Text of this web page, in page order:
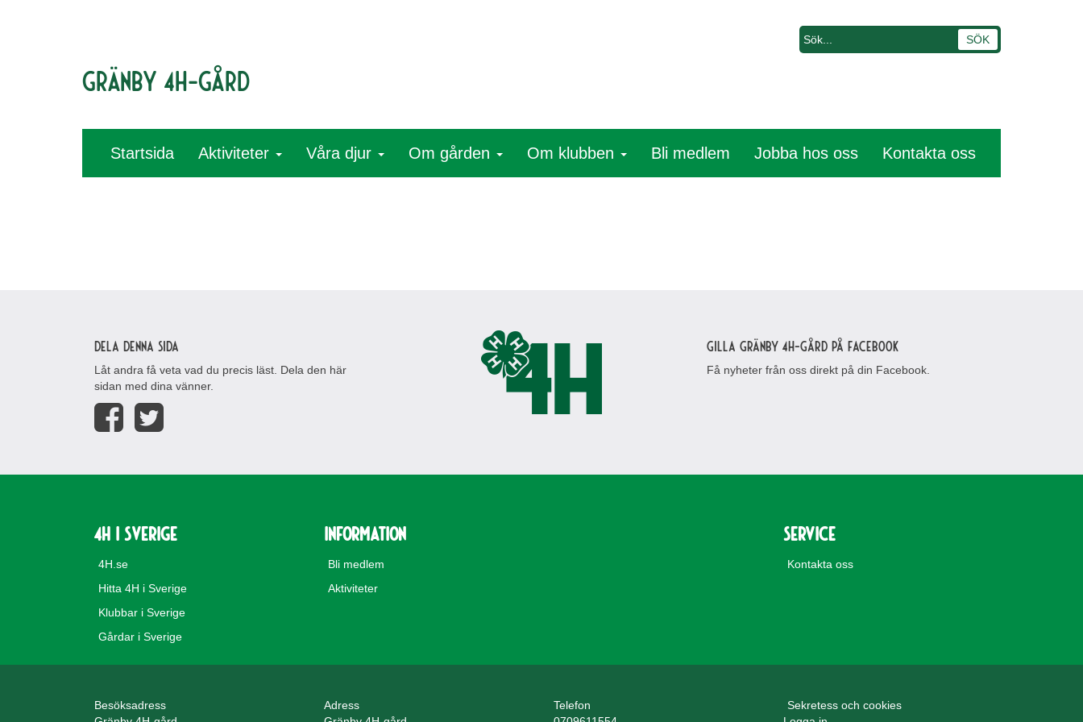
Gränby 4H-gård
Startsida Aktiviteter Våra djur Om gården Om klubben Bli medlem Jobba hos oss Kontakta oss
Dela denna sida
Låt andra få veta vad du precis läst. Dela den här
sidan med dina vänner.
Gilla Gränby 4H-gård på Facebook
Få nyheter från oss direkt på din Facebook.
4H i Sverige
4H.se
Hitta 4H i Sverige
Klubbar i Sverige
Gårdar i Sverige
Information
Bli medlem
Aktiviteter
Service
Kontakta oss
Besöksadress
Adress
Telefon
Sekretess och cookies